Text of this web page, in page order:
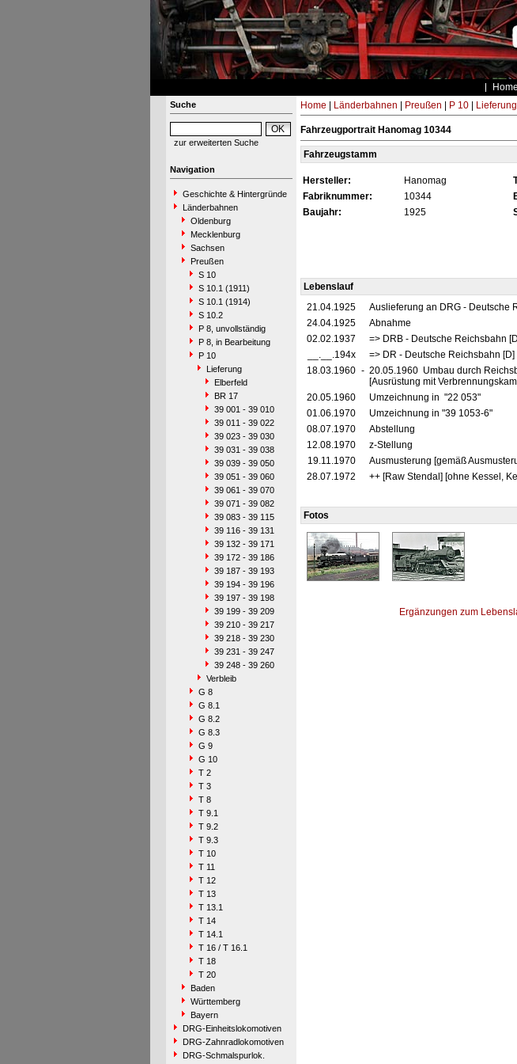
Home
Suche
zur erweiterten Suche
Navigation
Geschichte & Hintergründe
Länderbahnen
Oldenburg
Mecklenburg
Sachsen
Preußen
S 10
S 10.1 (1911)
S 10.1 (1914)
S 10.2
P 8, unvollständig
P 8, in Bearbeitung
P 10
Lieferung
Elberfeld
BR 17
39 001 - 39 010
39 011 - 39 022
39 023 - 39 030
39 031 - 39 038
39 039 - 39 050
39 051 - 39 060
39 061 - 39 070
39 071 - 39 082
39 083 - 39 115
39 116 - 39 131
39 132 - 39 171
39 172 - 39 186
39 187 - 39 193
39 194 - 39 196
39 197 - 39 198
39 199 - 39 209
39 210 - 39 217
39 218 - 39 230
39 231 - 39 247
39 248 - 39 260
Verbleib
G 8
G 8.1
G 8.2
G 8.3
G 9
G 10
T 2
T 3
T 8
T 9.1
T 9.2
T 9.3
T 10
T 11
T 12
T 13
T 13.1
T 14
T 14.1
T 16 / T 16.1
T 18
T 20
Baden
Württemberg
Bayern
DRG-Einheitslokomotiven
DRG-Zahnradlokomotiven
DRG-Schmalspurlok.
Home Länderbahnen Preußen P 10| Lieferung
Fahrzeugportrait Hanomag 10344
Fahrzeugstamm
Hersteller: Hanomag
Fabriknummer:
10344
Baujahr:
1925
Lebenslauf
21.04.1925
Auslieferung an DRG - Deutsche
24.04.1925
Abnahme
02.02.1937
=> DRB - Deutsche Reichsbahn
__.__.194x
=> DR - Deutsche Reichsbahn
18.03.1960 - 20.05.1960 Umbau durch
[Ausrüstung mit
20.05.1960
Umzeichnung in "22 053"
01.06.1970
Umzeichnung in "39 1053-6"
08.07.1970
Abstellung
12.08.1970
z-Stellung
19.11.1970
Ausmusterung [gemäß
28.07.1972
++ [Raw Stendal] [ohne Kessel,
Fotos
Ergänzungen zum